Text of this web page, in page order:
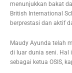
menunjukkan bakat
British International
berprestasi dan aktif
Maudy Ayunda telah
di luar dunia seni.
sebagai ketua OSIS,